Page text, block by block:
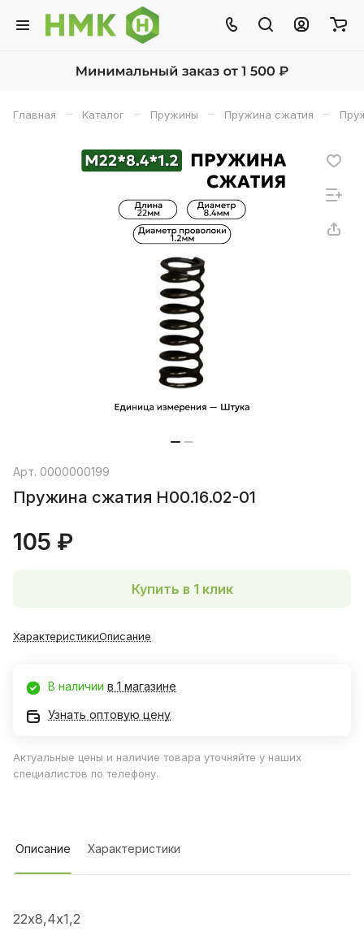
Главная – Каталог – Пружины – Пружина сжатия –
Арт. 0000000199
Пружина сжатия Н00.16.02-01
105 ₽
Купить в 1 клик
ХарактеристикиОписание
В наличии в 1 магазине
Узнать оптовую цену
Актуальные цены и наличие товара уточняйте у наших
специалистов по телефону.
Описание Характеристики
22х8,4х1,2